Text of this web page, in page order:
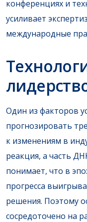
конференциях и
усиливает
международные
Один из факторов
прогнозировать
к изменениям в
реакция, а часть
понимает, что в
прогресса
решения. Поэтому
сосредоточено на